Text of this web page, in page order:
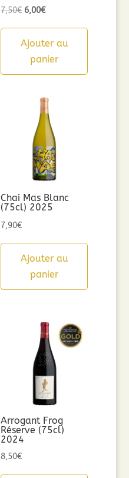
7,50€ Le
initial
était :
6,00€Le
actuel
est :
Ajouter au
panier
Chai Mas Blanc
(75cl) 2025
7,90€
Ajouter au
panier
Arrogant Frog
Réserve (75cl)
2024
8,50€